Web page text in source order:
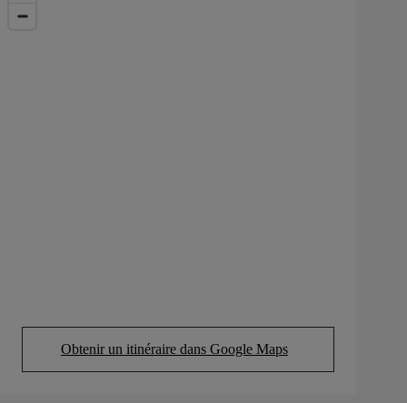
Obtenir un itinéraire dans Google Maps
(Opens in new tab)